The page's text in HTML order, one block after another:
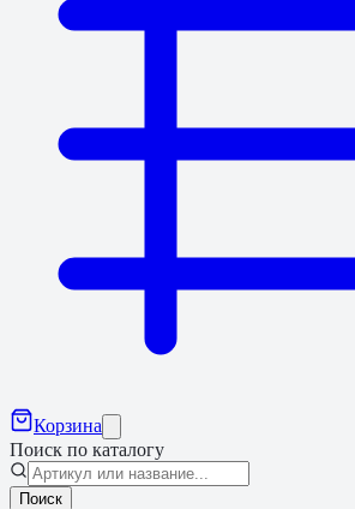
Корзина
Поиск по каталогу
Поиск